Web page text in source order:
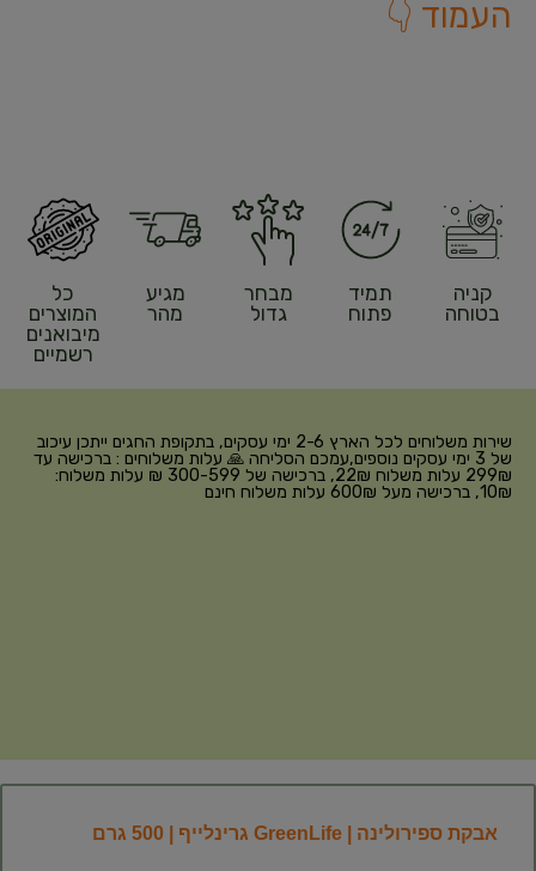
העמוד 👇
קניה
בטוחה
תמיד
פתוח
מבחר
גדול
מגיע
מהר
כל
המוצרים
מיבואנים
רשמיים
שירות משלוחים לכל הארץ 2-6 ימי עסקים, בתקופת החגים ייתכן עיכוב
של 3 ימי עסקים נוספים,עמכם הסליחה 🙏 עלות משלוחים : ברכישה עד
299₪ עלות משלוח 22₪, ברכישה של 300-599 ₪ עלות משלוח:
10₪, ברכישה מעל 600₪ עלות משלוח חינם
אבקת ספירולינה | GreenLife גרינלייף | 500 גרם